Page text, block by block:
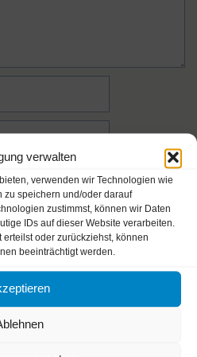
verwalten
verwenden wir Technologien wie
zu speichern und/oder darauf
zustimmst, können wir Daten
IDs auf dieser Website verarbeiten.
oder zurückziehst, können
beeinträchtigt werden.
Website in diesem Browser
speichern.
ein: